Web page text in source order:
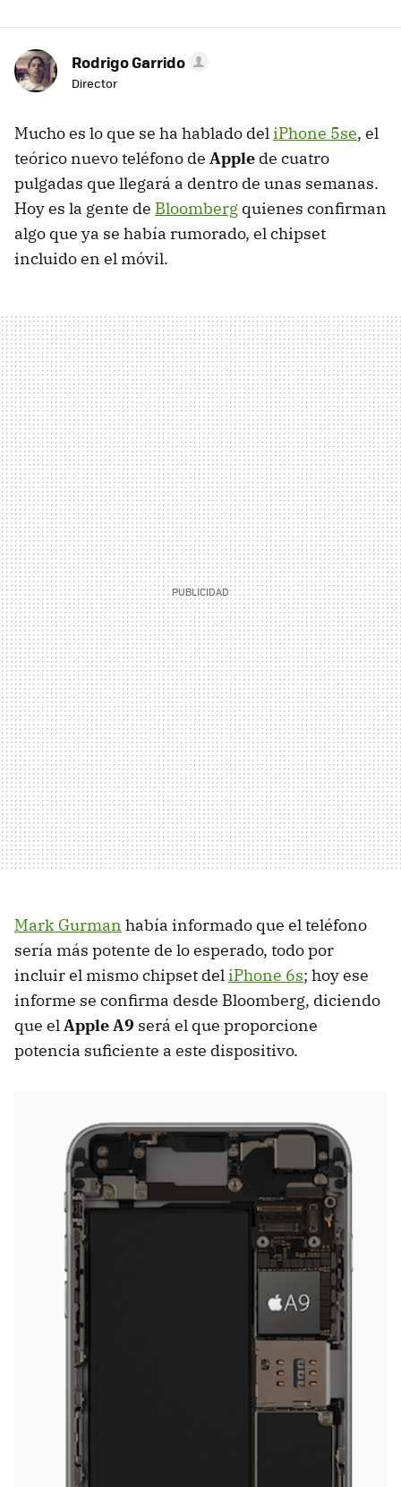
Rodrigo Garrido
Director
Mucho es lo que se ha hablado deliPhone 5se, el
teórico nuevo teléfono de Apple de cuatro
pulgadas que llegará a dentro de unas semanas.
Hoy es la gente de Bloomberg quienes confirman
algo que ya se había rumorado, el chipset
incluido en el móvil.
Mark Gurman había informado que el teléfono
sería más potente de lo esperado, todo por
incluir el mismo chipset deliPhone 6s; hoy ese
informe se confirma desde Bloomberg, diciendo
que elApple A9 será el que proporcione
potencia suficiente a este dispositivo.